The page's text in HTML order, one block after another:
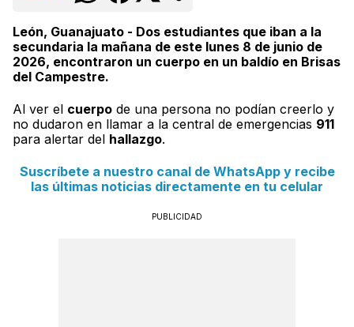
León, Guanajuato - Dos estudiantes que iban a la
secundaria la mañana de este lunes 8 de junio de
2026, encontraron un cuerpo en un baldío en Brisas
del Campestre.
Al ver el cuerpo de una persona no podían creerlo y
no dudaron en llamar a la central de emergencias 911
para alertar del hallazgo.
Suscríbete a nuestro canal de WhatsApp y recibe
las últimas noticias directamente en tu celular
PUBLICIDAD